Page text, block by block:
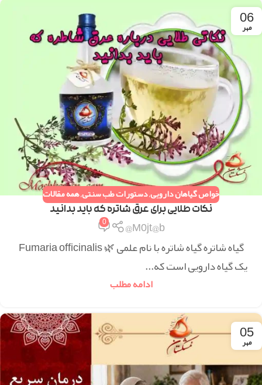
06
مهر
خواص گیاهان دارویی,دستورات طب سنتی,همه مقالات
نکات طلایی برای عرق شاتره که باید بدانید
M0jt@b@
0
یک گیاه دارویی است که...
ادامه مطلب
05
مهر